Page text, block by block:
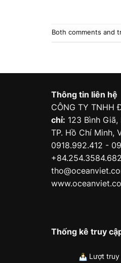
Both comments and
Thông tin liên hệ
CÔNG TY TNHH
chỉ: 123 Bình
TP. Hồ Chí Minh,
0918.992.412 -
+84.254.3584.682
Thống kê truy
Lượt truy